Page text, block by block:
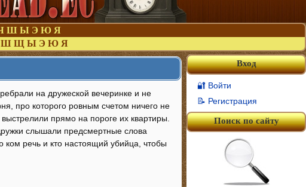
Ш Ы Э Ю Я
Ш Щ Ы Э Ю Я
на дружеской вечеринке и не
про которого ровным счетом ничего не
прямо на пороге их квартиры.
слышали предсмертные слова
речь и кто настоящий убийца, чтобы
Вход
🔐 Войти
📝 Регистрация
Поиск по сайту